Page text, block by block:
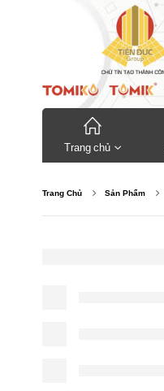
Trang chủ
Trang Chủ Sản Phẩm